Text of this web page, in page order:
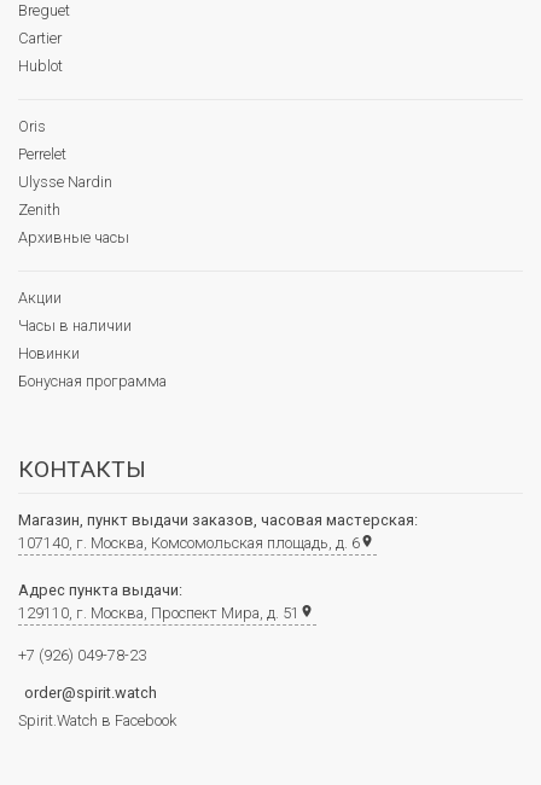
Breguet
Cartier
Hublot
Oris
Perrelet
Ulysse Nardin
Zenith
Архивные часы
Акции
Часы в наличии
Новинки
Бонусная программа
КОНТАКТЫ
Магазин, пункт выдачи заказов, часовая мастерская:
107140, г. Москва, Комсомольская площадь, д. 6place
Адрес пункта выдачи:
129110, г. Москва, Проспект Мира, д. 51 place
+7 (926) 049-78-23
order@spirit.watch
Spirit.Watch в Facebook